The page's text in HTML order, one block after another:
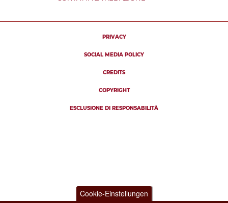
PRIVACY
SOCIAL MEDIA POLICY
CREDITS
COPYRIGHT
ESCLUSIONE DI RESPONSABILITÀ
Cookie-Einstellungen